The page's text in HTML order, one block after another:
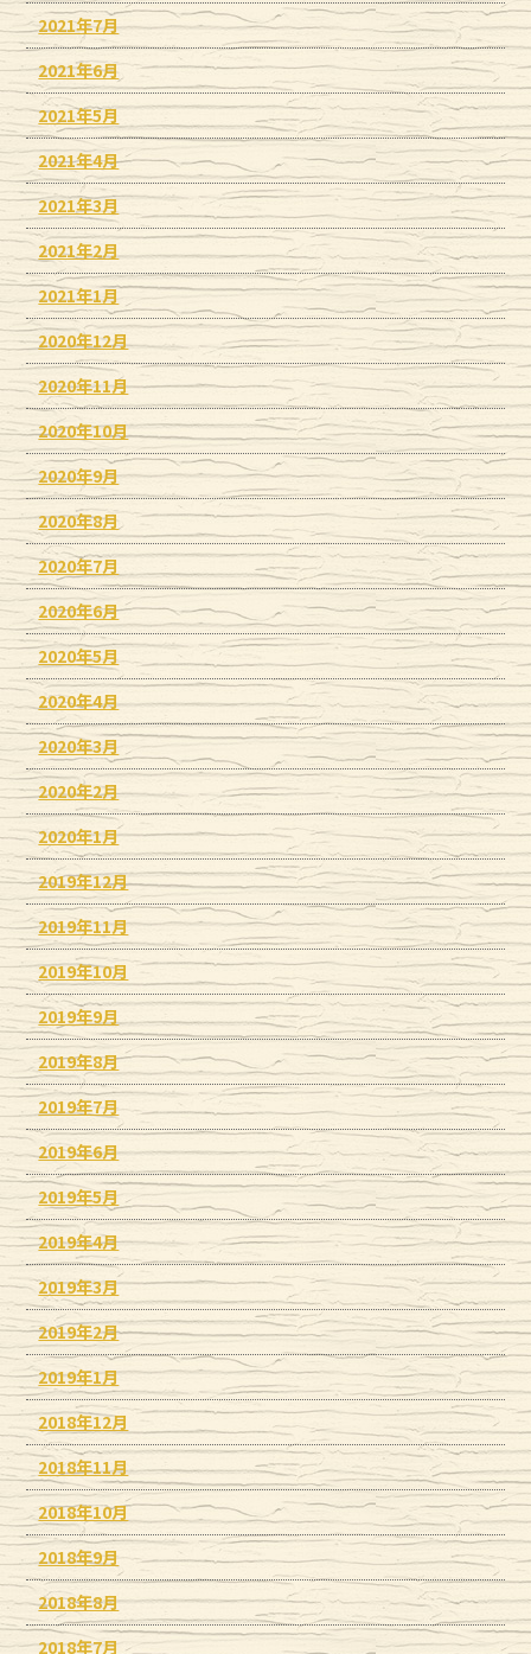
2021年7月
2021年6月
2021年5月
2021年4月
2021年3月
2021年2月
2021年1月
2020年12月
2020年11月
2020年10月
2020年9月
2020年8月
2020年7月
2020年6月
2020年5月
2020年4月
2020年3月
2020年2月
2020年1月
2019年12月
2019年11月
2019年10月
2019年9月
2019年8月
2019年7月
2019年6月
2019年5月
2019年4月
2019年3月
2019年2月
2019年1月
2018年12月
2018年11月
2018年10月
2018年9月
2018年8月
2018年7月